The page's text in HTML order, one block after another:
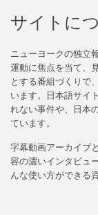
サイトに
ニューヨークの独立
運動に焦点を当て、
とする番組づくりで
います。日本語サイ
れない事件や、日本
ています。
字幕動画アーカイブ
容の濃いインタビュ
んな使い方ができる